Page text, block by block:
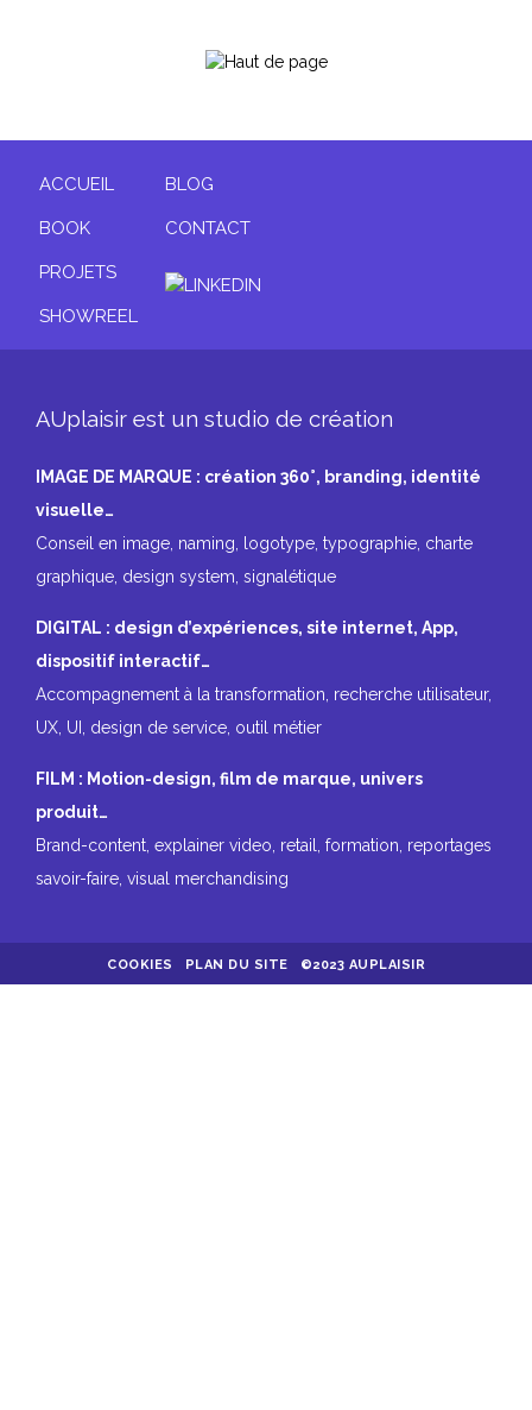
ACCUEIL
BOOK
PROJETS
SHOWREEL
BLOG
CONTACT
AUplaisir est un studio de création
IMAGE DE MARQUE : création 360°, branding, identité
visuelle…
Conseil en image, naming, logotype, typographie, charte
graphique, design system, signalétique
DIGITAL : design d’expériences, site internet, App,
dispositif interactif…
Accompagnement à la transformation, recherche utilisateur,
UX, UI, design de service, outil métier
FILM : Motion-design, film de marque, univers
produit…
Brand-content, explainer video, retail, formation, reportages
savoir-faire, visual merchandising
COOKIES PLAN DU SITE ©2023 AUPLAISIR